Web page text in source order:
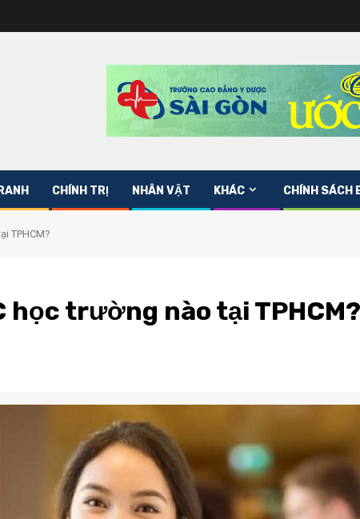
CHÍNH TRỊ NHÂN VẬT KHÁC CHÍNH SÁCH
TPHCM?
trường nào tại TPHCM?